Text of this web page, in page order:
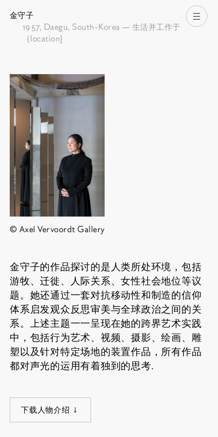
打
金守子
1957, Daegu, South-Korea — 生活并工作于
｛location}
© Axel Vervoordt Gallery
金守子的作品探讨的是人类所处环境，包括
游牧、迁徙、人际关系、女性社会地位等议
题。她还通过一套对抗移动性和制造的信仰
体系启发观众反思审美与全球政治之间的关
系。上述主题一一呈现在她的跨界艺术实践
中，包括行为艺术、视频、摄影、绘画、雕
塑以及针对特定场地的装置作品，所有作品
都对声光的运用有着独到的思考.
下载人物介绍